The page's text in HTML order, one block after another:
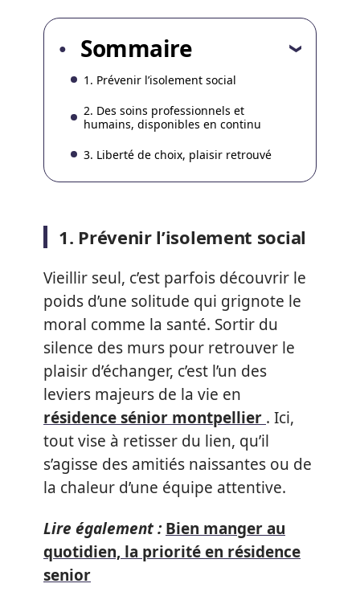
Sommaire
1. Prévenir l’isolement social
2. Des soins professionnels et
humains, disponibles en continu
3. Liberté de choix, plaisir retrouvé
1. Prévenir l’isolement social
Vieillir seul, c’est parfois découvrir le
poids d’une solitude qui grignote le
moral comme la santé. Sortir du
silence des murs pour retrouver le
plaisir d’échanger, c’est l’un des
leviers majeurs de la vie en
résidence sénior montpellier . Ici,
tout vise à retisser du lien, qu’il
s’agisse des amitiés naissantes ou de
la chaleur d’une équipe attentive.
Lire également : Bien manger au
quotidien, la priorité en résidence
senior